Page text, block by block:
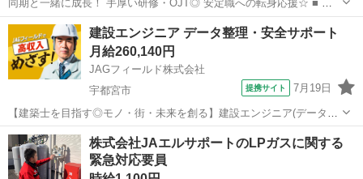
同期と一緒に成長！ 手厚い研修・OJT◎ 安定職への転身応援☆ ■ 募
集概要 建設プロジェクトを進行するためのマネジメント業務をお任せ
します。 ■ 主な業務内容 【工程管理】【品質管理】【安全管理】の3
つの管理を中心に...
栃木 佐野市 その他
建設エンジニア データ整理・安全サポート
月給260,140円
JAGフィールド株式会社
宇都宮市
提携サイト 7月19日
【建築士を目指す◎モノ・街・未来を創る】建設エンジニア(データ整
理・安全サポート) ＼人柄重視★未経験エンジニア10名大募集／建設プ
ロジェクト増加に伴う育成プロジェクト始動！業界未経験の方を募集
しております(異業種・既卒...
栃木 宇都宮市 その他
株式会社JAエルサポートのLPガスに関する
緊急対応要員